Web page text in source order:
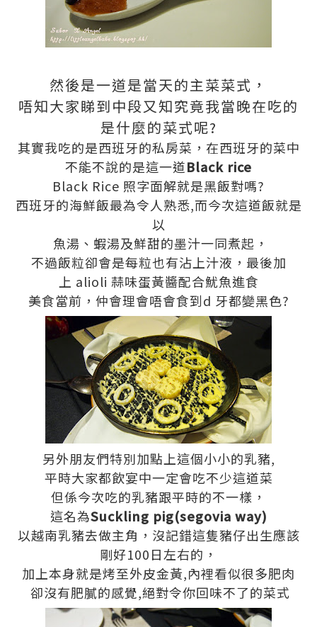
然後是一道是當天的主菜菜式，
唔知大家睇到中段又知究竟我當晚在吃的
是什麼的菜式呢?
其實我吃的是西班牙的私房菜，在西班牙的菜中
不能不說的是這一道Black rice
Black Rice 照字面解就是黑飯對嗎?
西班牙的海鮮飯最為令人熟悉,而今次這道飯就是
以
魚湯、蝦湯及鮮甜的墨汁一同煮起，
不過飯粒卻會是每粒也有沾上汁液，最後加
上 alioli 蒜味蛋黃醬配合魷魚進食
美食當前，仲會理會唔會食到d 牙都變黑色?
另外朋友們特別加點上這個小小的乳豬,
平時大家都飲宴中一定會吃不少這道菜
但係今次吃的乳豬跟平時的不一樣，
這名為Suckling pig(segovia way)
以越南乳豬去做主角，沒記錯這隻豬仔出生應該
剛好100日左右的，
加上本身就是烤至外皮金黃,內裡看似很多肥肉
卻沒有肥膩的感覺,絕對令你回味不了的菜式